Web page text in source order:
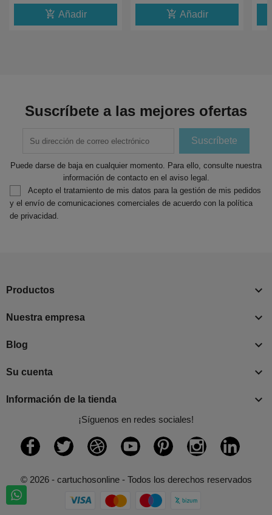
add_shopping_cart Añadir add_shopping_cart Añadir
Suscríbete a las mejores ofertas
Puede darse de baja en cualquier momento. Para ello, consulte nuestra
información de contacto en el aviso legal.
Acepto el tratamiento de mis datos para la gestión de mis pedidos
y el envío de comunicaciones comerciales de acuerdo con la política
de privacidad.
Productos 
Nuestra empresa 
Blog 
Su cuenta 
Información de la tienda 
¡Síguenos en redes sociales!
Facebook Twitter Rss YouTube Pinterest InstagramLinkedIn
© 2026 - cartuchosonline - Todos los derechos reservados